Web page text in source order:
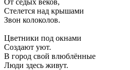
Стелется над крышами
Звон колоколов.
Цветники под окнами
Создают уют.
В город свой влюблённые
Люди здесь живут.